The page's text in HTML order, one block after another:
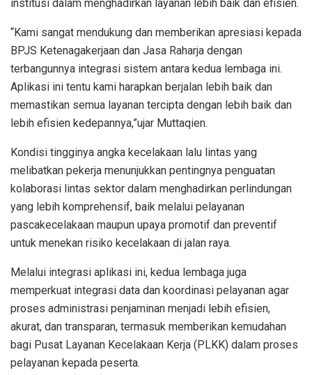
institusi dalam menghadirkan layanan lebih baik dan efisien.
“Kami sangat mendukung dan memberikan apresiasi kepada
BPJS Ketenagakerjaan dan Jasa Raharja dengan
terbangunnya integrasi sistem antara kedua lembaga ini.
Aplikasi ini tentu kami harapkan berjalan lebih baik dan
memastikan semua layanan tercipta dengan lebih baik dan
lebih efisien kedepannya,”ujar Muttaqien.
Kondisi tingginya angka kecelakaan lalu lintas yang
melibatkan pekerja menunjukkan pentingnya penguatan
kolaborasi lintas sektor dalam menghadirkan perlindungan
yang lebih komprehensif, baik melalui pelayanan
pascakecelakaan maupun upaya promotif dan preventif
untuk menekan risiko kecelakaan di jalan raya.
Melalui integrasi aplikasi ini, kedua lembaga juga
memperkuat integrasi data dan koordinasi pelayanan agar
proses administrasi penjaminan menjadi lebih efisien,
akurat, dan transparan, termasuk memberikan kemudahan
bagi Pusat Layanan Kecelakaan Kerja (PLKK) dalam proses
pelayanan kepada peserta.